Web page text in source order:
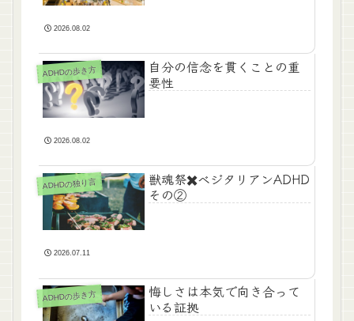
2026.08.02
ADHDの歩き方
自分の信念を貫くことの重
要性
2026.08.02
ADHDの独り言
獣魂祭✖️ベジタリアンADHD
その②
2026.07.11
ADHDの歩き方
悔しさは本気で向き合って
いる証拠